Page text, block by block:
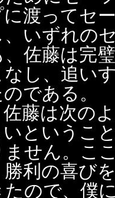
渡ってセ
いずれの
佐藤は完
なし、追い
である。
藤は次の
というこ
せん。こ
利の喜び
たので、僕